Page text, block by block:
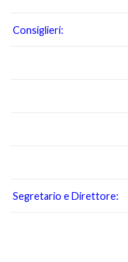
Consiglieri:
Segretario e Direttore: